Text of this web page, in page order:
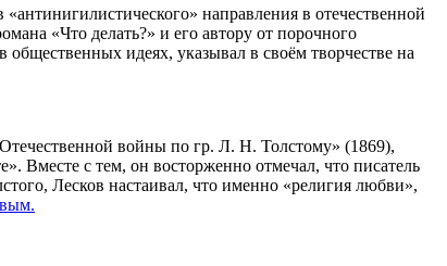
направления в отечественной
«Что делать?» и его автору от порочного
общественных идеях, указывал в своём творчестве на
войны по гр. Л. Н. Толстому» (1869),
Вместе с тем, он восторженно отмечал, что писатель
Лесков настаивал, что именно «религия любви»,